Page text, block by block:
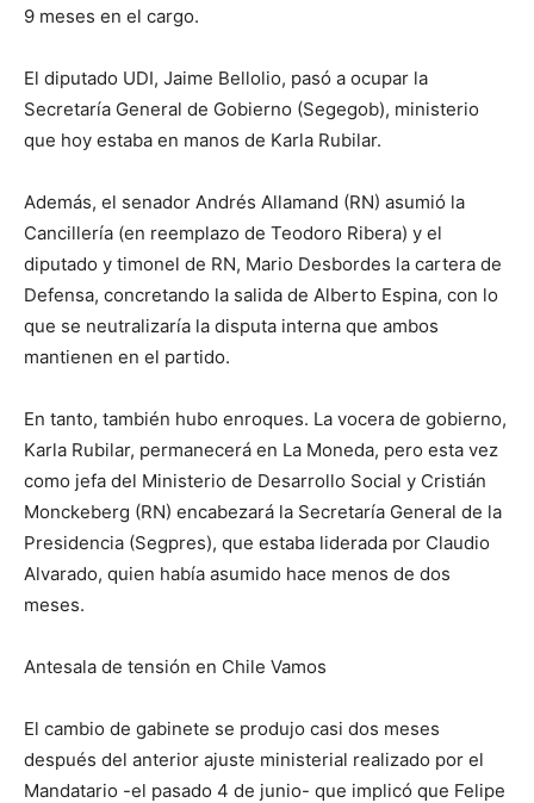
9 meses en el cargo.
El diputado UDI, Jaime Bellolio, pasó a ocupar la
Secretaría General de Gobierno (Segegob), ministerio
que hoy estaba en manos de Karla Rubilar.
Además, el senador Andrés Allamand (RN) asumió la
Cancillería (en reemplazo de Teodoro Ribera) y el
diputado y timonel de RN, Mario Desbordes la cartera de
Defensa, concretando la salida de Alberto Espina, con lo
que se neutralizaría la disputa interna que ambos
mantienen en el partido.
En tanto, también hubo enroques. La vocera de gobierno,
Karla Rubilar, permanecerá en La Moneda, pero esta vez
como jefa del Ministerio de Desarrollo Social y Cristián
Monckeberg (RN) encabezará la Secretaría General de la
Presidencia (Segpres), que estaba liderada por Claudio
Alvarado, quien había asumido hace menos de dos
meses.
Antesala de tensión en Chile Vamos
El cambio de gabinete se produjo casi dos meses
después del anterior ajuste ministerial realizado por el
Mandatario -el pasado 4 de junio- que implicó que Felipe